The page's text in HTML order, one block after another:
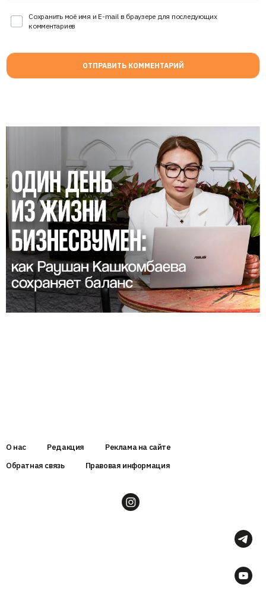
Сохранить моё имя и E-mail в браузере для последующих
комментариев
О нас Редакция
Реклама на сайте
Обратная связь
Правовая информация